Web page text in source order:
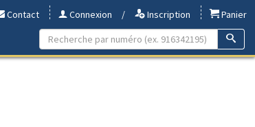
Contact Connexion / Inscription
Panier